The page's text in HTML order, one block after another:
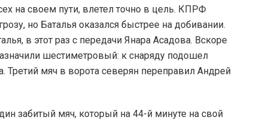
на своем пути, влетел точно в цель. КПРФ
но Баталья оказался быстрее на добивании.
в этот раз с передачи Янара Асадова. Вскоре
шестиметровый: к снаряду подошел
Третий мяч в ворота северян переправил Андрей
забитый мяч, который на 44-й минуте на свой